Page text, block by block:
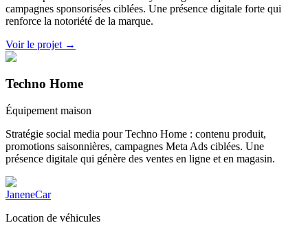
campagnes sponsorisées ciblées. Une présence digitale forte qui
renforce la notoriété de la marque.
Voir le projet →
Techno Home
Équipement maison
Stratégie social media pour Techno Home : contenu produit,
promotions saisonnières, campagnes Meta Ads ciblées. Une
présence digitale qui génère des ventes en ligne et en magasin.
JaneneCar
Location de véhicules